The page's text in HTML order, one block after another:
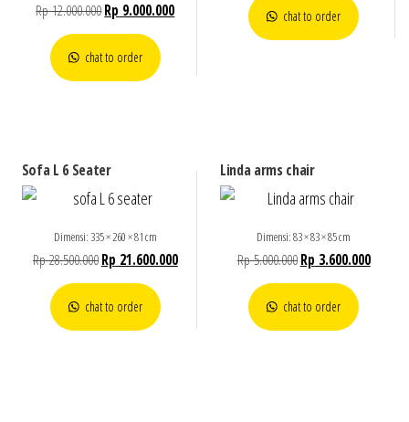
Rp12.000.000Rp 9.000.000
chat to order
chat to order
Sofa L 6 Seater
Dimensi: 335 × 260 × 81 cm
Rp28.500.000Rp 21.600.000
chat to order
Linda arms chair
Dimensi: 83 × 83 × 85 cm
Rp5.000.000 Rp 3.600.000
chat to order